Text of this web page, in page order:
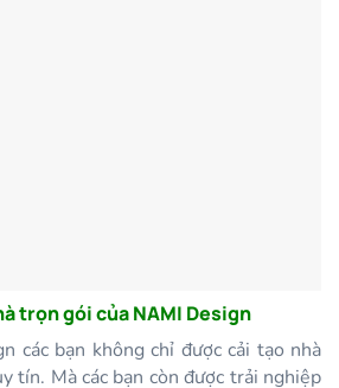
trọn gói của NAMI Design
các bạn không chỉ được cải tạo nhà
tín. Mà các bạn còn được trải nghiệp